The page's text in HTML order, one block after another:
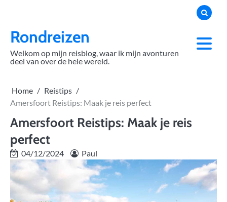
contentRondreizen
Welkom op mijn reisblog, waar ik mijn avonturen
deel van over de hele wereld.
Home
Reistips
Amersfoort Reistips: Maak je reis perfect
Amersfoort Reistips: Maak je reis
perfect
04/12/2024 Paul